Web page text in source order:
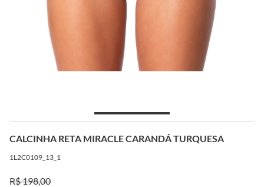
CALCINHA RETA MIRACLE CARANDÁ TURQUESA
1L2C0109_13_1
R$ 198,00